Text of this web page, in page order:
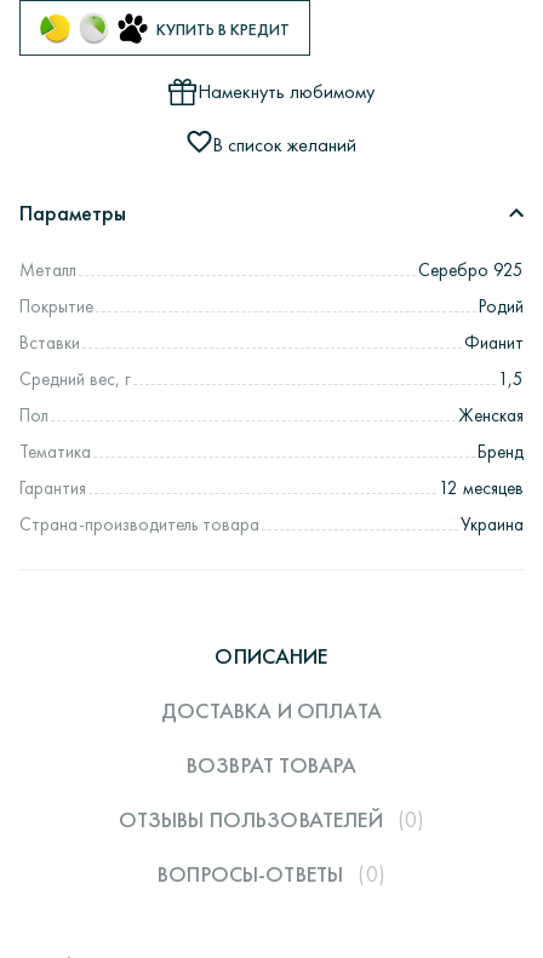
КУПИТЬ В КРЕДИТ
Намекнуть любимому
В список желаний
Параметры
Металл
Серебро 925
Покрытие
Родий
Вставки
Фианит
Средний вес, г
1,5
Пол
Женская
Тематика
Бренд
Гарантия
12 месяцев
Страна-производитель товара
Украина
ОПИСАНИЕ
ДОСТАВКА И ОПЛАТА
ВОЗВРАТ ТОВАРА
ОТЗЫВЫ ПОЛЬЗОВАТЕЛЕЙ
(0)
ВОПРОСЫ-ОТВЕТЫ
(0)